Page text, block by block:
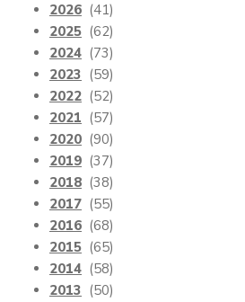
2026 (41)
2025 (62)
2024 (73)
2023 (59)
2022 (52)
2021 (57)
2020 (90)
2019 (37)
2018 (38)
2017 (55)
2016 (68)
2015 (65)
2014 (58)
2013 (50)